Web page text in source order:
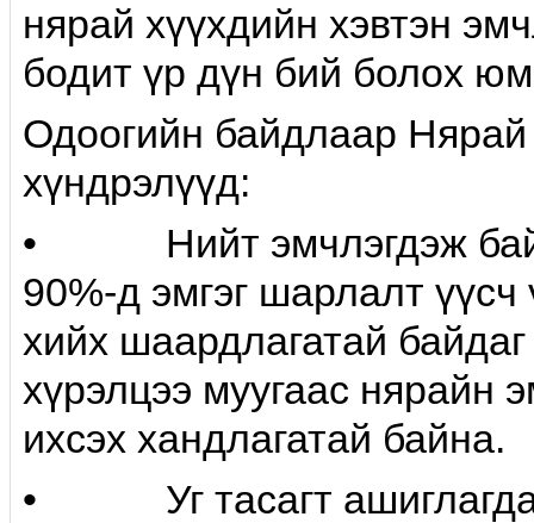
нярай хүүхдийн хэвтэн
бодит үр дүн бий болох
Одоогийн байдлаар
хүндрэлүүд:
• Нийт эмчлэгдэж
90%-д эмгэг шарлалт
хийх шаардлагатай
хүрэлцээ муугаас нярайн
ихсэх хандлагатай байна.
• Уг тасагт